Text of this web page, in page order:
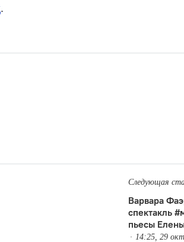
.
Следующая
Варвара
спектакль
пьесы
14:25, 29